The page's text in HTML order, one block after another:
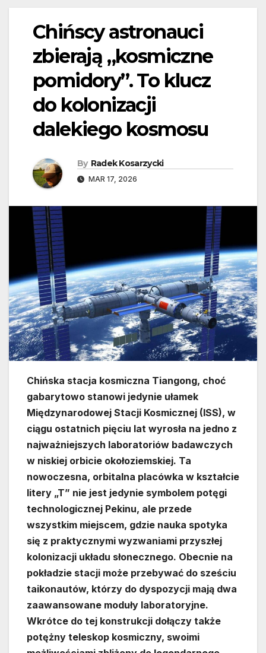
Chińscy astronauci
zbierają „kosmiczne
pomidory”. To klucz
do kolonizacji
dalekiego kosmosu
By Radek Kosarzycki
MAR 17, 2026
Chińska stacja kosmiczna Tiangong, choć
gabarytowo stanowi jedynie ułamek
Międzynarodowej Stacji Kosmicznej (ISS), w
ciągu ostatnich pięciu lat wyrosła na jedno z
najważniejszych laboratoriów badawczych
w niskiej orbicie okołoziemskiej. Ta
nowoczesna, orbitalna placówka w kształcie
litery „T” nie jest jedynie symbolem potęgi
technologicznej Pekinu, ale przede
wszystkim miejscem, gdzie nauka spotyka
się z praktycznymi wyzwaniami przyszłej
kolonizacji układu słonecznego. Obecnie na
pokładzie stacji może przebywać do sześciu
taikonautów, którzy do dyspozycji mają dwa
zaawansowane moduły laboratoryjne.
Wkrótce do tej konstrukcji dołączy także
potężny teleskop kosmiczny, swoimi